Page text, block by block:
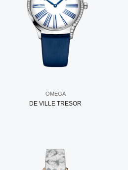
OMEGA
DE VILLE TRESOR